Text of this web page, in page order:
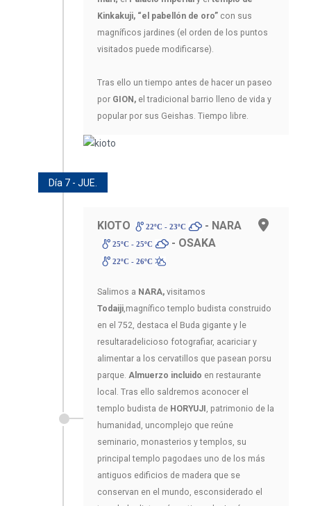
Kinkakuji, “el pabellón de oro” con sus
magníficos jardines (el orden de los puntos
visitados puede modificarse).
Tras ello un tiempo antes de hacer un paseo
por GION, el tradicional barrio lleno de vida y
popular por sus Geishas. Tiempo libre.
Día 7 - JUE.
KIOTO 22ºC - 23ºC - NARA
25ºC - 25ºC - OSAKA
22ºC - 26ºC
Salimos a NARA, visitamos
Todaiji,magnífico templo budista construido
en el 752, destaca el Buda gigante y le
resultaradelicioso fotografiar, acariciar y
alimentar a los cervatillos que pasean porsu
parque. Almuerzo incluido en restaurante
local. Tras ello saldremos aconocer el
templo budista de HORYUJI , patrimonio de la
humanidad, uncomplejo que reúne
seminario, monasterios y templos, su
principal templo pagodaes uno de los más
antiguos edificios de madera que se
conservan en el mundo, esconsiderado el